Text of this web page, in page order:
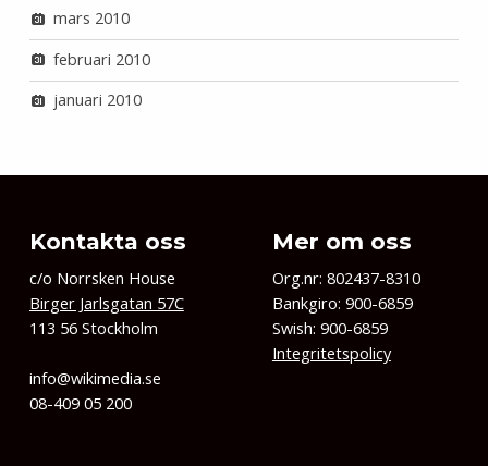
mars 2010
februari 2010
januari 2010
Kontakta oss
c/o Norrsken House
Birger Jarlsgatan 57C
113 56 Stockholm
info@wikimedia.se
08-409 05 200
Mer om oss
Org.nr: 802437-8310
Bankgiro: 900-6859
Swish: 900-6859
Integritetspolicy